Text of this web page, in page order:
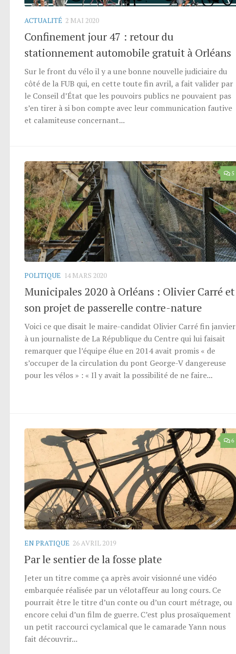
ACTUALITÉ 2 MAI 2020
Confinement jour 47 : retour du
stationnement automobile gratuit à Orléans
Sur le front du vélo il y a une bonne nouvelle judiciaire du
côté de la FUB qui, en cette toute fin avril, a fait valider par
le Conseil d’État que les pouvoirs publics ne pouvaient pas
s’en tirer à si bon compte avec leur communication fautive
et calamiteuse concernant...
5
POLITIQUE 14 MARS 2020
Municipales 2020 à Orléans : Olivier Carré et
son projet de passerelle contre-nature
Voici ce que disait le maire-candidat Olivier Carré fin janvier
à un journaliste de La République du Centre qui lui faisait
remarquer que l’équipe élue en 2014 avait promis « de
s’occuper de la circulation du pont George-V dangereuse
pour les vélos » : « Il y avait la possibilité de ne faire...
6
EN PRATIQUE 26 AVRIL 2019
Par le sentier de la fosse plate
Jeter un titre comme ça après avoir visionné une vidéo
embarquée réalisée par un vélotaffeur au long cours. Ce
pourrait être le titre d’un conte ou d’un court métrage, ou
encore celui d’un film de guerre. C’est plus prosaïquement
un petit raccourci cyclamical que le camarade Yann nous
fait découvrir...